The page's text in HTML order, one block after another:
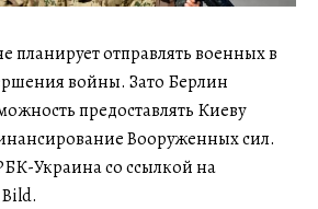
планирует отправлять военных в
войны. Зато Берлин
предоставлять Киеву
Вооруженных сил.
Украина со ссылкой на